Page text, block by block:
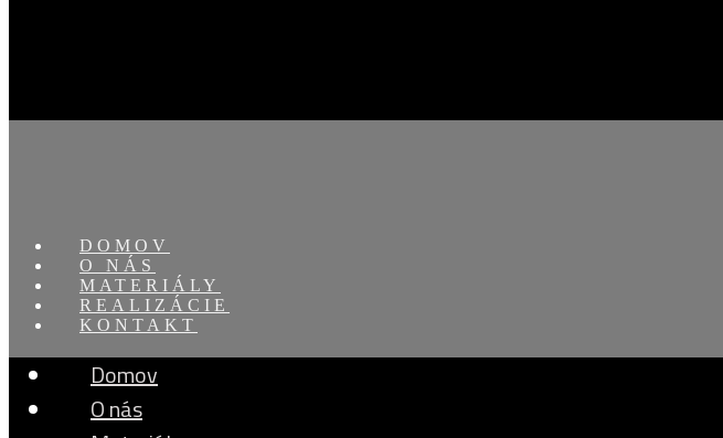
DOMOV
O NÁS
MATERIÁLY
REALIZÁCIE
KONTAKT
Domov
O nás